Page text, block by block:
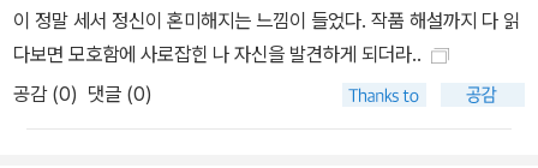
이 정말 세서 정신이 혼미해지는 느낌이 들었다. 작품 해설까지 다 읽
다보면 모호함에 사로잡힌 나 자신을 발견하게 되더라..
공감 (0) 댓글 (0)